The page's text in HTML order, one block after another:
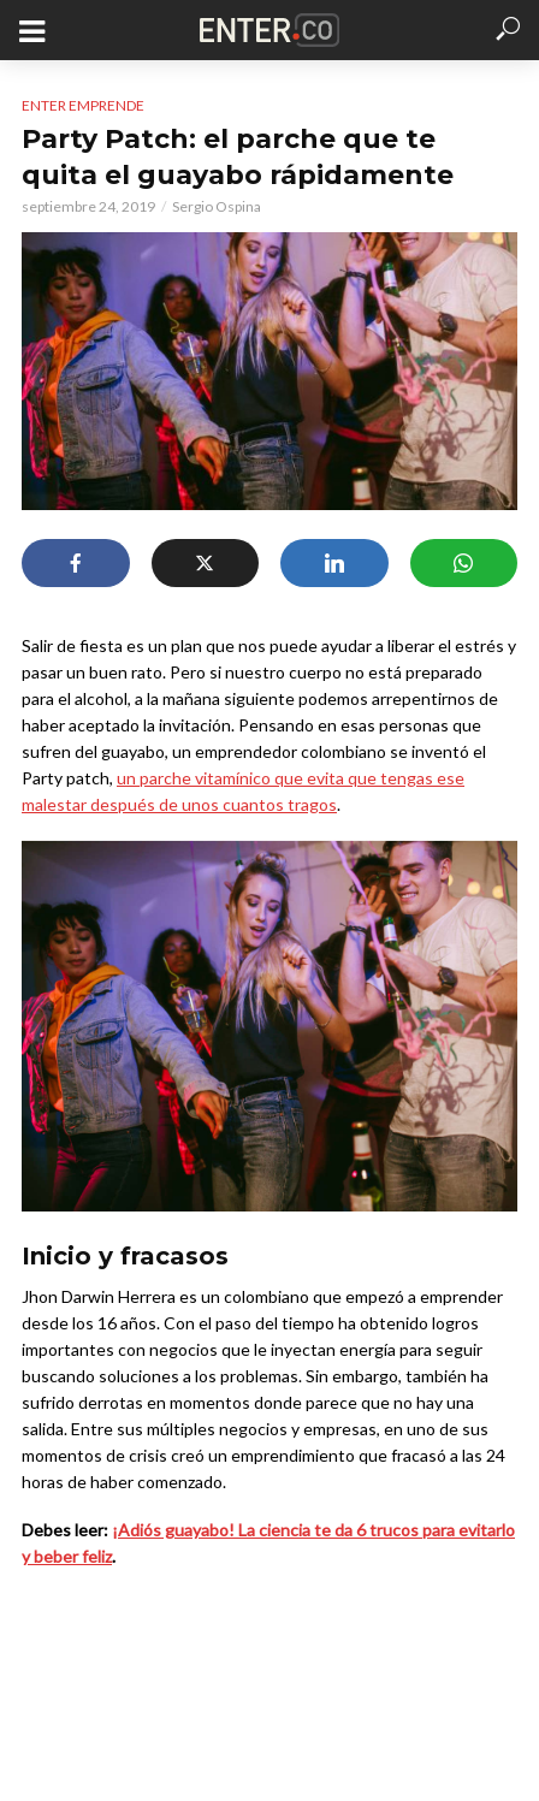
ENTER EMPRENDE
Party Patch: el parche que te
quita el guayabo rápidamente
septiembre 24, 2019 Sergio Ospina
Salir de fiesta es un plan que nos puede ayudar a liberar el estrés y
pasar un buen rato. Pero si nuestro cuerpo no está preparado
para el alcohol, a la mañana siguiente podemos arrepentirnos de
haber aceptado la invitación. Pensando en esas personas que
sufren del guayabo, un emprendedor colombiano se inventó el
Party patch, un parche vitamínico que evita que tengas ese
malestar después de unos cuantos tragos.
Inicio y fracasos
Jhon Darwin Herrera es un colombiano que empezó a emprender
desde los 16 años. Con el paso del tiempo ha obtenido logros
importantes con negocios que le inyectan energía para seguir
buscando soluciones a los problemas. Sin embargo, también ha
sufrido derrotas en momentos donde parece que no hay una
salida. Entre sus múltiples negocios y empresas, en uno de sus
momentos de crisis creó un emprendimiento que fracasó a las 24
horas de haber comenzado.
Debes leer: ¡Adiós guayabo! La ciencia te da 6 trucos para evitarlo
y beber feliz.